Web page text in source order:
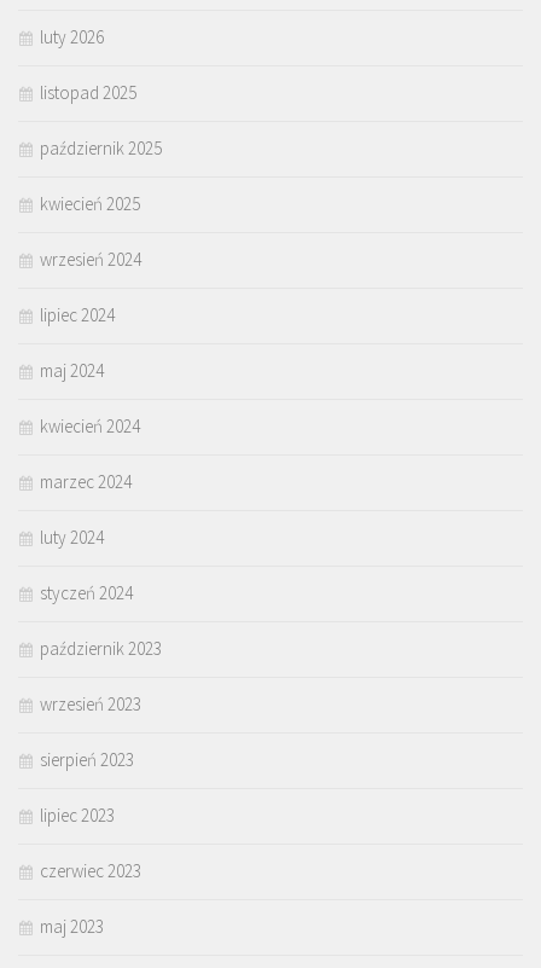
luty 2026
listopad 2025
październik 2025
kwiecień 2025
wrzesień 2024
lipiec 2024
maj 2024
kwiecień 2024
marzec 2024
luty 2024
styczeń 2024
październik 2023
wrzesień 2023
sierpień 2023
lipiec 2023
czerwiec 2023
maj 2023